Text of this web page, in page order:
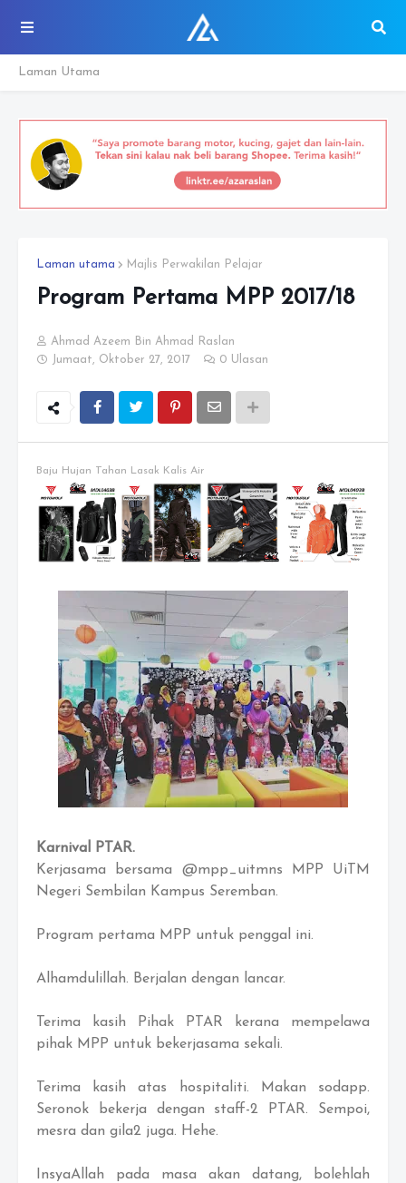
Laman Utama
Laman utama Majlis Perwakilan Pelajar
Program Pertama MPP 2017/18
Ahmad Azeem Bin Ahmad Raslan
Jumaat, Oktober 27, 2017
0 Ulasan
Baju Hujan Tahan Lasak Kalis Air
Karnival PTAR.
Kerjasama bersama @mpp_uitmns MPP UiTM
Negeri Sembilan Kampus Seremban.
Program pertama MPP untuk penggal ini.
Alhamdulillah. Berjalan dengan lancar.
Terima kasih Pihak PTAR kerana mempelawa
pihak MPP untuk bekerjasama sekali.
Terima kasih atas hospitaliti. Makan sodapp.
Seronok bekerja dengan staff-2 PTAR. Sempoi,
mesra dan gila2 juga. Hehe.
InsyaAllah pada masa akan datang, bolehlah